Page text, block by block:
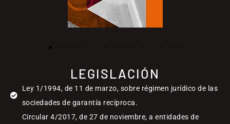
LEGISLACIÓN
Ley 1/1994, de 11 de marzo, sobre régimen jurídico de las
sociedades de garantía recíproca.
Circular 4/2017, de 27 de noviembre, a entidades de